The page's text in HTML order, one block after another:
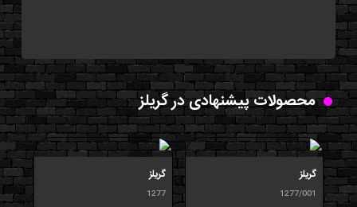
محصولات پیشنهادی در گریلز
گریلز
1277/001
گریلز
1277